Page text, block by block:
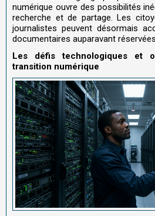
numérique ouvre des possibilités
recherche et de partage. Les
journalistes peuvent désormais
documentaires auparavant
Les défis technologiques et
transition numérique